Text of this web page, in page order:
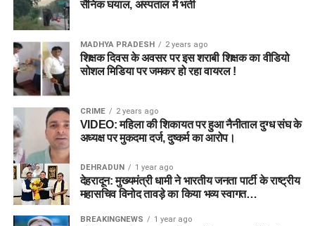
सैनिक घयाल, अस्पताल में भर्ती
MADHYA PRADESH 2 years ago
शिक्षक दिवस के अवसर पर इस शराबी शिक्षक का वीडियो
सोशल मिडिया पर जमकर हो रहा वायरल !
CRIME 2 years ago
VIDEO: महिला की शिकायत पर हुआ नैनीताल दुग्ध संघ के
अध्यक्ष पर मुकदमा दर्ज, दुष्कर्म का आरोप।
DEHRADUN 1 year ago
देहरादून: मुख्यमंत्री धामी ने भारतीय जनता पार्टी के राष्ट्रीय
महासचिव विनोद तावड़े का किया भव्य स्वागत…
BREAKINGNEWS 1 year ago